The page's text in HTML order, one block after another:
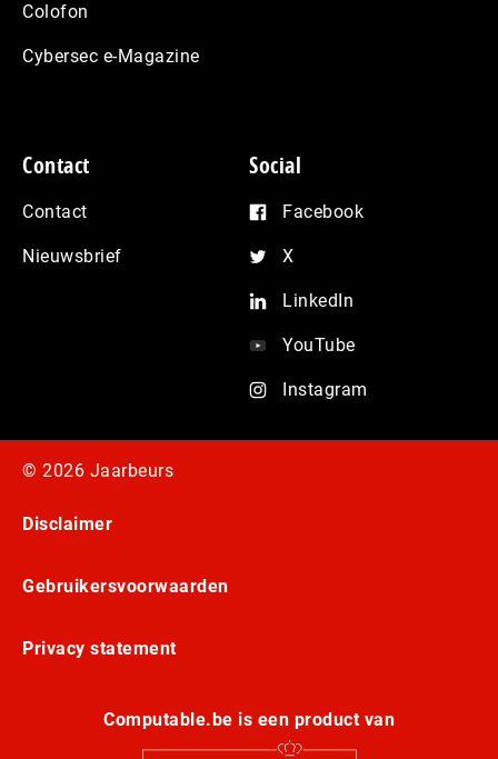
Colofon
Cybersec e-Magazine
Contact
Contact
Nieuwsbrief
Social
Facebook
X
LinkedIn
YouTube
Instagram
© 2026 Jaarbeurs
Disclaimer
Gebruikersvoorwaarden
Privacy statement
Computable.be is een product van